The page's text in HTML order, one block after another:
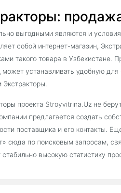
выгодными являются и
собой интернет-магазин,
такого товара в Узбекистане.
может устанавливать удобную
Экстракторы.
проекта Stroyvitrina.Uz не
предлагается создать
поставщика и его контакты.
сюда по поисковым запросам,
стабильно высокую статистику